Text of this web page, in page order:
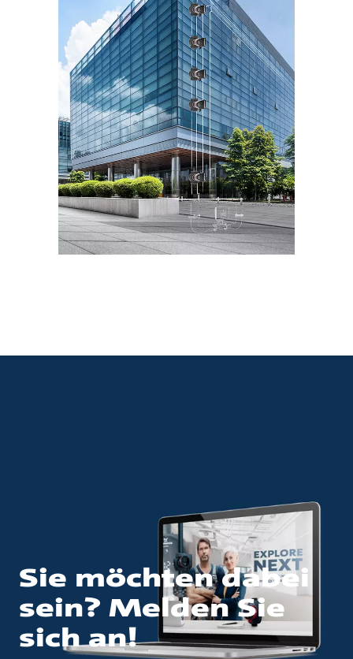
Sie möchten dabei
sein? Melden Sie
sich an!